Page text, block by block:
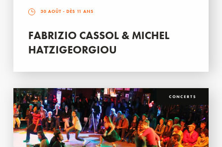
30 AOÛT - DÈS 11 ANS
FABRIZIO CASSOL & MICHEL
HATZIGEORGIOU
CONCERTS